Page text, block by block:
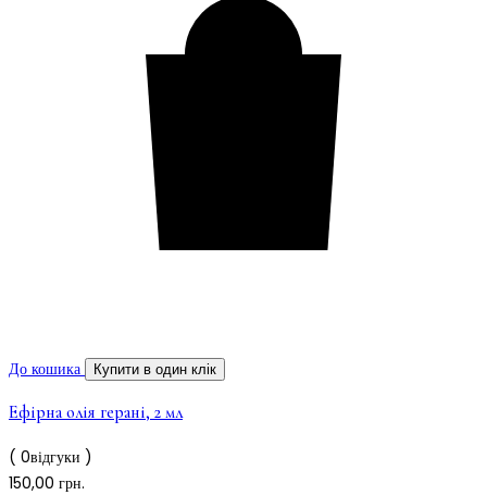
До кошика Купити в один клік
Ефірна олія герані, 2 мл
( 0відгуки )
150,00 грн.